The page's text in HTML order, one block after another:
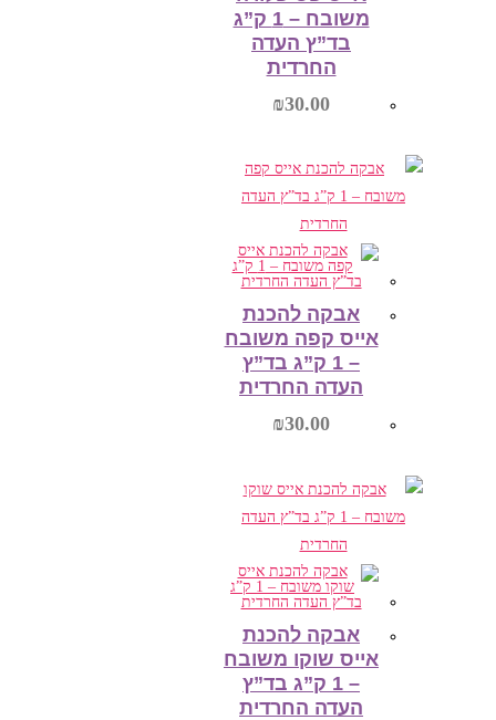
משובח – 1 ק”ג
בד”ץ העדה
החרדית
₪30.00
הוספה לסל
אבקה להכנת
אייס קפה משובח
– 1 ק”ג בד”ץ
העדה החרדית
₪30.00
הוספה לסל
אבקה להכנת
אייס שוקו משובח
– 1 ק”ג בד”ץ
העדה החרדית